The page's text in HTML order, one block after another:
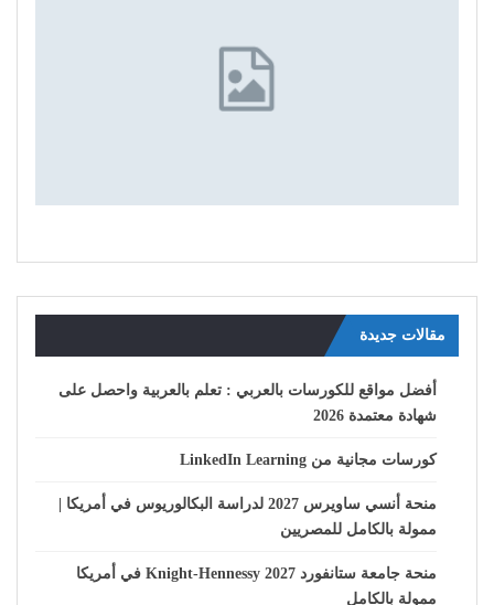
مقالات جديدة
أفضل مواقع للكورسات بالعربي : تعلم بالعربية واحصل على
شهادة معتمدة 2026
كورسات مجانية من LinkedIn Learning
منحة أنسي ساويرس 2027 لدراسة البكالوريوس في أمريكا |
ممولة بالكامل للمصريين
منحة جامعة ستانفورد Knight-Hennessy 2027 في أمريكا
ممولة بالكامل